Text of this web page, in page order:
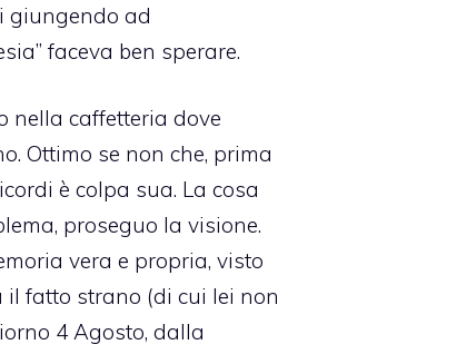
giungendo ad
faceva ben sperare.
nella caffetteria dove
Ottimo se non che, prima
è colpa sua. La cosa
proseguo la visione.
vera e propria, visto
fatto strano (di cui lei non
4 Agosto, dalla